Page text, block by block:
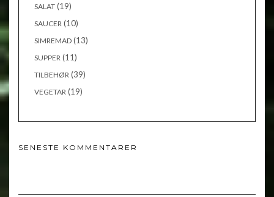
SALAT (19)
SAUCER (10)
SIMREMAD (13)
SUPPER (11)
TILBEHØR (39)
VEGETAR (19)
SENESTE KOMMENTARER